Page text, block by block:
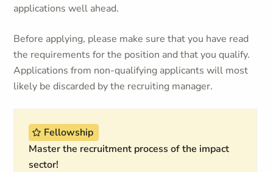
applications well ahead.
Before applying, please make sure that you have read
the requirements for the position and that you qualify.
Applications from non-qualifying applicants will most
likely be discarded by the recruiting manager.
Fellowship
Master the recruitment process of the impact
sector!